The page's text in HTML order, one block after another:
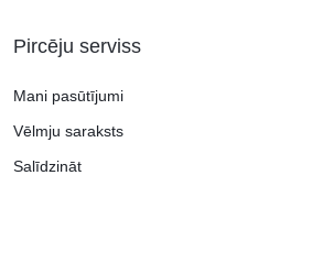
Pircēju serviss
Mani pasūtījumi
Vēlmju saraksts
Salīdzināt